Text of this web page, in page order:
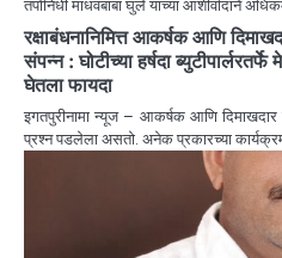
तपोनिधी माधवबाबा घुले यांच्या आशीर्वादाने
रक्षाबंधनानिमित्त आकर्षक आणि
संपन्न : घोटीच्या हर्षदा
घेतला फायदा
इगतपुरीनामा न्यूज – आकर्षक आणि
प्रश्न पडलेला असतो. अनेक प्रकारच्या